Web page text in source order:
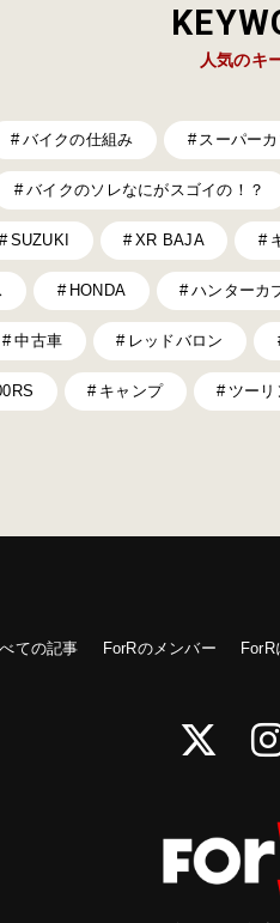
人気のキ
バイクの仕組み スーパー
バイクのソレなにがスゴイの！？
SUZUKI XR BAJA
HONDA ハンターカ
中古車 レッドバロン
キャンプ ツーリ
ての記事 ForRのメンバー ForR